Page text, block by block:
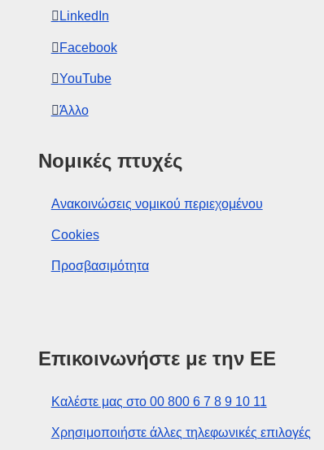
LinkedIn
Facebook
YouTube
Άλλο
Νομικές πτυχές
Ανακοινώσεις νομικού περιεχομένου
Cookies
Προσβασιμότητα
Επικοινωνήστε με την ΕΕ
Καλέστε μας στο 00 800 6 7 8 9 10 11
Χρησιμοποιήστε άλλες τηλεφωνικές επιλογές